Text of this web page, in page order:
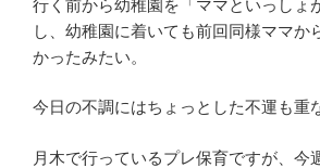
行く前から幼稚園を「ママといっしょ
し、幼稚園に着いても前回同様ママか
かったみたい。
今日の不調にはちょっとした不運も重
月木で行っているプレ保育ですが、今